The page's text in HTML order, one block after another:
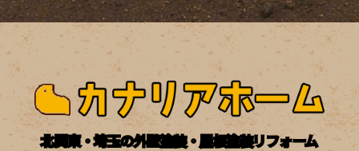
北関東・埼玉の外壁塗装・屋根塗装リフォーム